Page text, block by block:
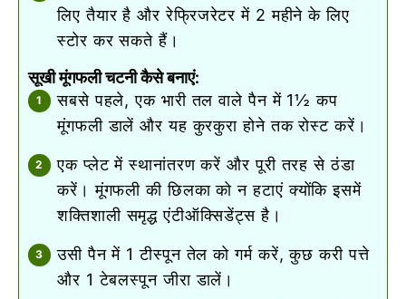
लिए तैयार है और रेफ्रिजरेटर में 2 महीने के लिए
स्टोर कर सकते हैं।
सूखी मूंगफली चटनी कैसे बनाएं:
सबसे पहले, एक भारी तल वाले पैन में 1½ कप
मूंगफली डालें और यह कुरकुरा होने तक रोस्ट करें।
एक प्लेट में स्थानांतरण करें और पूरी तरह से ठंडा
करें। मूंगफली की छिलका को न हटाएं क्योंकि इसमें
शक्तिशाली समृद्ध एंटीऑक्सिडेंट्स है।
उसी पैन में 1 टीस्पून तेल को गर्म करें, कुछ करी पत्ते
और 1 टेबलस्पून जीरा डालें।